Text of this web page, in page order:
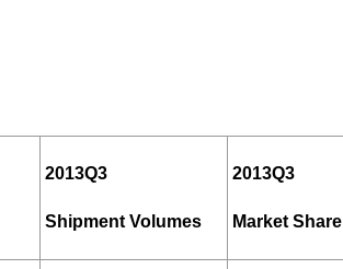
2013Q3
Shipment Volumes
2013Q3
Market Share